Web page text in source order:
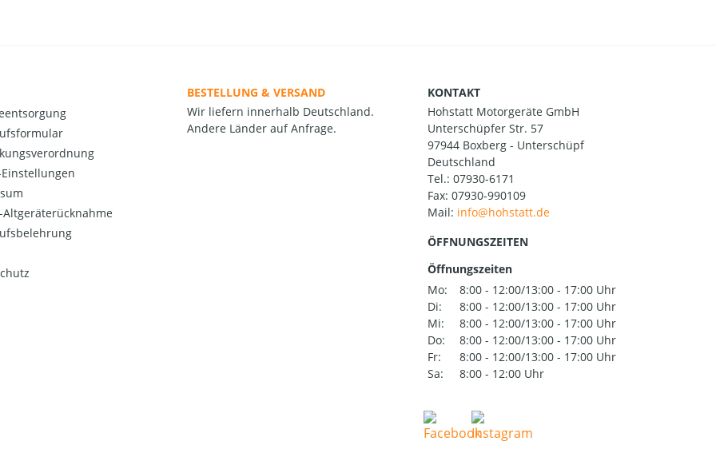
Einstellungen
Altgeräterücknahme
BESTELLUNG & VERSAND
Wir liefern innerhalb Deutschland.
Andere Länder auf Anfrage.
KONTAKT
Hohstatt Motorgeräte GmbH
Unterschüpfer Str. 57
97944 Boxberg - Unterschüpf
Deutschland
Tel.: 07930-6171
Fax: 07930-990109
Mail:
ÖFFNUNGSZEITEN
Öffnungszeiten
Mo:
8:00 - 12:00/13:00 - 17:00 Uhr
Di:
8:00 - 12:00/13:00 - 17:00 Uhr
Mi:
8:00 - 12:00/13:00 - 17:00 Uhr
Do:
8:00 - 12:00/13:00 - 17:00 Uhr
Fr:
8:00 - 12:00/13:00 - 17:00 Uhr
Sa:
8:00 - 12:00 Uhr